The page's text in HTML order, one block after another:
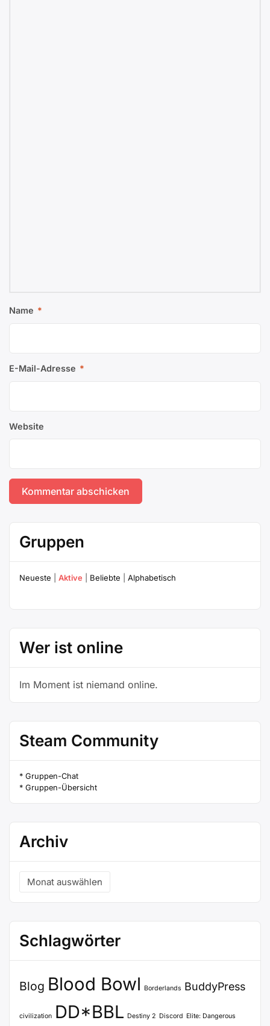
Name *
E-Mail-Adresse *
Website
Gruppen
Neueste Aktive Beliebte Alphabetisch
Wer ist online
Im Moment ist niemand online.
Steam Community
* Gruppen-Chat
* Gruppen-Übersicht
Archiv
Archiv
Schlagwörter
Blog Blood Bowl Borderlands BuddyPress
civilization DD*BBL Destiny 2 Discord Elite: Dangerous